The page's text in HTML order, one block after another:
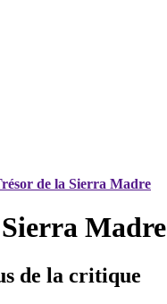
de la Sierra Madre
Madre
de la critique